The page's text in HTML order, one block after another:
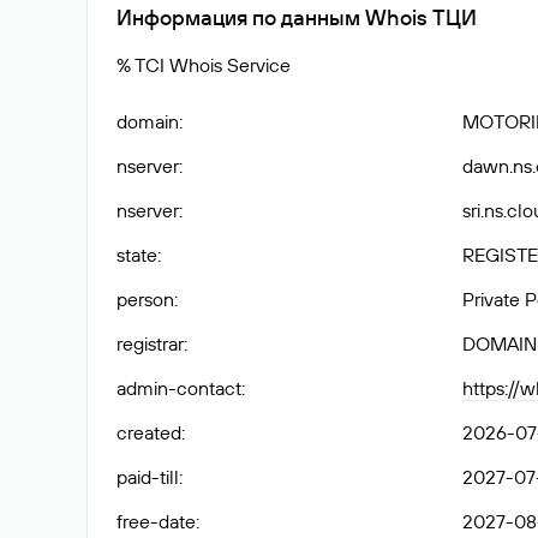
Информация по данным Whois ТЦИ
% TCI Whois Service
domain:
nserver:
nserver:
state:
person:
Private
registrar:
admin-contact:
https://
created:
2026-
paid-till:
2027-
free-date: 2027-